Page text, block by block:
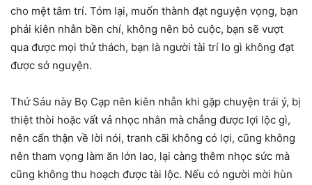
cho mệt tâm trí. Tóm lại, muốn thành đạt nguyện vọng, bạn
phải kiên nhẫn bền chí, không nên bỏ cuộc, bạn sẽ vượt
qua được mọi thử thách, bạn là người tài trí lo gì không đạt
được sở nguyện.
Thứ Sáu này Bọ Cạp nên kiên nhẫn khi gặp chuyện trái ý, bị
thiệt thòi hoặc vất vả nhọc nhằn mà chẳng được lợi lộc gì,
nên cẩn thận về lời nói, tranh cãi không có lợi, cũng không
nên tham vọng làm ăn lớn lao, lại càng thêm nhọc sức mà
cũng không thu hoạch được tài lộc. Nếu có người mời hùn